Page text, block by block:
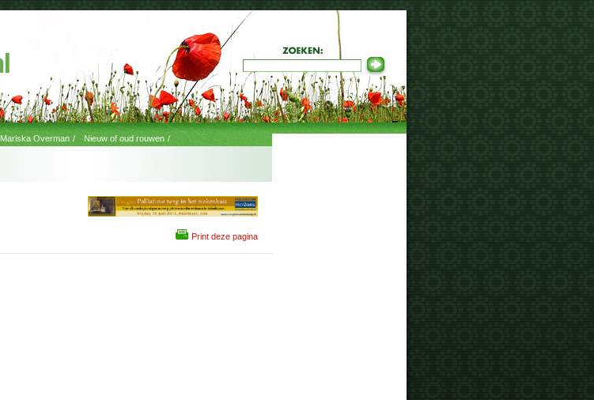
Mariska Overman / Nieuw of oud rouwen /
Print deze pagina